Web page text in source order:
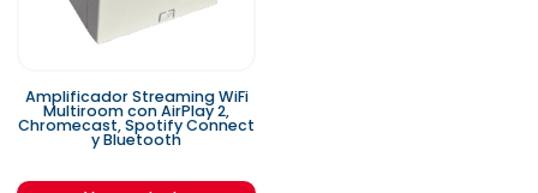
Amplificador Streaming WiFi
Multiroom con AirPlay 2,
Chromecast, Spotify Connect
y Bluetooth